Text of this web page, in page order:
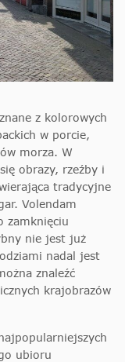
z kolorowych
w porcie,
morza. W
obrazy, rzeźby i
tradycyjne
Volendam
zamknięciu
nie jest już
nadal jest
znaleźć
krajobrazów
ubioru